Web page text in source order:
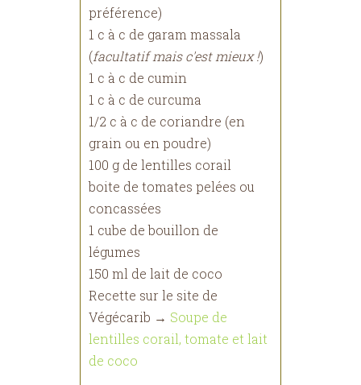
préférence)
1 c à c de garam massala
(facultatif mais c'est mieux !)
1 c à c de cumin
1 c à c de curcuma
1/2 c à c de coriandre (en
grain ou en poudre)
100 g de lentilles corail
boite de tomates pelées ou
concassées
1 cube de bouillon de
légumes
150 ml de lait de coco
Recette sur le site de
Végécarib → Soupe de
lentilles corail, tomate et lait
de coco